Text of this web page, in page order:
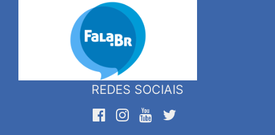
REDES SOCIAIS